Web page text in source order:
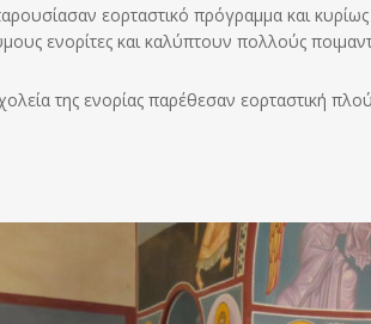
εορταστικό πρόγραμμα και
ενορίτες και καλύπτουν πολλούς
της ενορίας παρέθεσαν εορταστική